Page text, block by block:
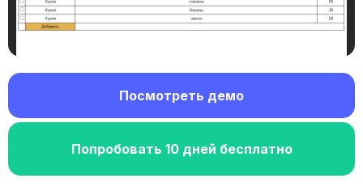
Посмотреть демо
Попробовать 10 дней бесплатно